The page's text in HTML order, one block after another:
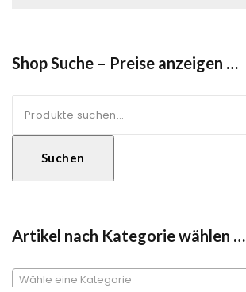
Shop Suche – Preise anzeigen …
Suche
nach:
Suchen
Artikel nach Kategorie wählen …
Wähle eine Kategorie